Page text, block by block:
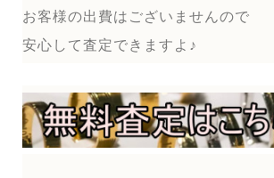
お客様の出費はございませんので
安心して査定できますよ♪